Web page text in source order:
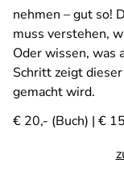
nehmen – gut so!
muss verstehen,
Oder wissen, was
Schritt zeigt
gemacht wird.
€ 20,- (Buch) | €